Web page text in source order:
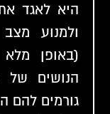
היא לאגד
ולמנוע
(באופן
הנושים של
גורמים להם